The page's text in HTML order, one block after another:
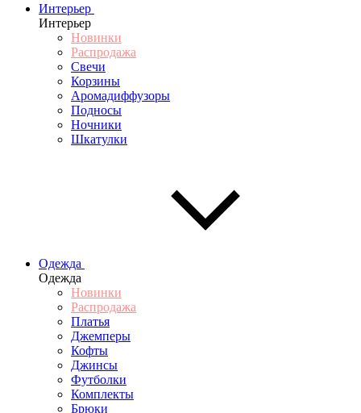
Интерьер
Интерьер
Новинки
Распродажа
Свечи
Корзины
Аромадиффузоры
Подносы
Ночники
Шкатулки
Одежда
Одежда
Новинки
Распродажа
Платья
Джемперы
Кофты
Джинсы
Футболки
Комплекты
Брюки